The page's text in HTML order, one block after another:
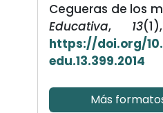
Cegueras de los
Educativa, 13
https://doi.org/
edu.13.399.2014
Más